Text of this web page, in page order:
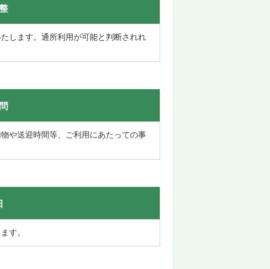
します。通所利用が可能と判断されれ
や送迎時間等、ご利用にあたっての事
す。